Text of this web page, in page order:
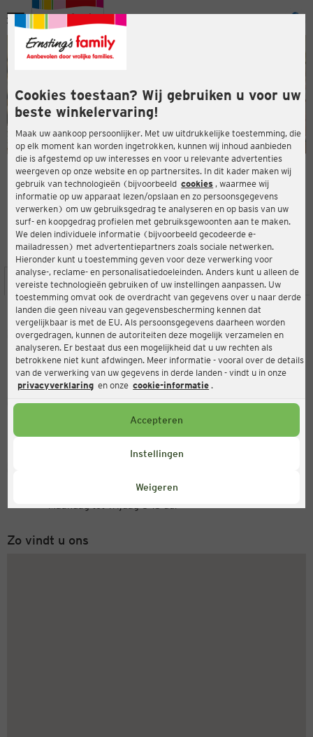
Cookies toestaan? Wij gebruiken u voor uw
beste winkelervaring!
Maak uw aankoop persoonlijker. Met uw uitdrukkelijke toestemming, die
op elk moment kan worden ingetrokken, kunnen wij inhoud aanbieden
die is afgestemd op uw interesses en voor u relevante advertenties
weergeven op onze website en op partnersites. In dit kader maken wij
gebruik van technologieën (bijvoorbeeld cookies , waarmee wij
informatie op uw apparaat lezen/opslaan en zo persoonsgegevens
verwerken) om uw gebruiksgedrag te analyseren en op basis van uw
surf- en koopgedrag profielen met gebruiksgewoonten aan te maken.
We delen individuele informatie (bijvoorbeeld gecodeerde e-
mailadressen) met advertentiepartners zoals sociale netwerken.
Hieronder kunt u toestemming geven voor deze verwerking voor
analyse-, reclame- en personalisatiedoeleinden. Anders kunt u alleen de
vereiste technologieën gebruiken of uw instellingen aanpassen. Uw
toestemming omvat ook de overdracht van gegevens over u naar derde
landen die geen niveau van gegevensbescherming kennen dat
vergelijkbaar is met de EU. Als persoonsgegevens daarheen worden
overgedragen, kunnen de autoriteiten deze mogelijk verzamelen en
analyseren. Er bestaat dus een mogelijkheid dat u uw rechten als
betrokkene niet kunt afdwingen. Meer informatie - vooral over de details
van de verwerking van uw gegevens in derde landen - vindt u in onze
privacyverklaring en onze cookie-informatie .
Accepteren
Instellingen
Weigeren
Menu
ERNSTING'S FAMILY-WINKEL
Rathausallee 35-39
22846 Norderstedt
3,9
Beoordeling:
LOCATIE SERVICES ASSORTIMENT ACTIES
Ernsting's family
Rathausallee 35-39, 22846 Norderstedt
Open
Openingstijden vandaag:
+31 (0) 543 20 50 15
Zo vindt u ons